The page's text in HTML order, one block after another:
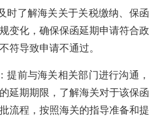
时了解海关关于关税缴纳、保函
变化，确保保函延期申请符合政
符导致申请不通过。
提前与海关相关部门进行沟通，
延期期限，了解海关对于该保函
流程，按照海关的指导准备和提